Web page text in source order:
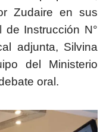
Zudaire en sus
de Instrucción N°
adjunta, Silvina
del Ministerio
oral.